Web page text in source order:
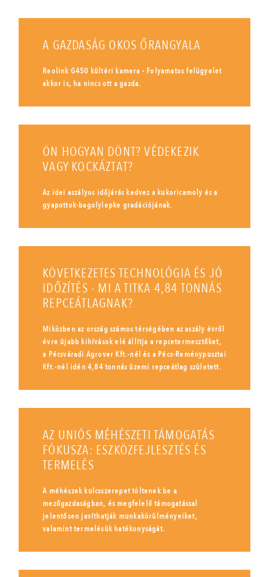
A GAZDASÁG OKOS ŐRANGYALA
Reolink G450 kültéri kamera - Folyamatos felügyelet
akkor is, ha nincs ott a gazda.
ÖN HOGYAN DÖNT? VÉDEKEZIK
VAGY KOCKÁZTAT?
Az idei aszályos időjárás kedvez a kukoricamoly és a
gyapottok-bagolylepke gradációjának.
KÖVETKEZETES TECHNOLÓGIA ÉS JÓ
IDŐZÍTÉS - MI A TITKA 4,84 TONNÁS
REPCEÁTLAGNAK?
Miközben az ország számos térségében az aszály évről
évre újabb kihívások elé állítja a repcetermesztőket,
a Pécsváradi Agrover Kft.-nél és a Pécs-Reménypusztai
Kft.-nél idén 4,84 tonnás üzemi repceátlag született.
AZ UNIÓS MÉHÉSZETI TÁMOGATÁS
FÓKUSZA: ESZKÖZFEJLESZTÉS ÉS
TERMELÉS
A méhészek kulcsszerepet töltenek be a
mezőgazdaságban, és megfelelő támogatással
jelentősen javíthatják munkakörülményeiket,
valamint termelésük hatékonyságát.